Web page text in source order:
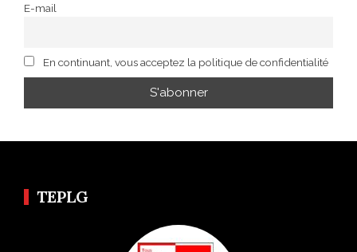
E-mail
En continuant, vous acceptez la politique de confidentialité
TEPLG